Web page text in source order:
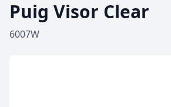
Puig Visor Clear
6007W